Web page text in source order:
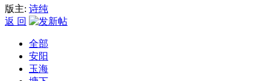
版主: 诗纯
返 回
全部
安阳
玉海